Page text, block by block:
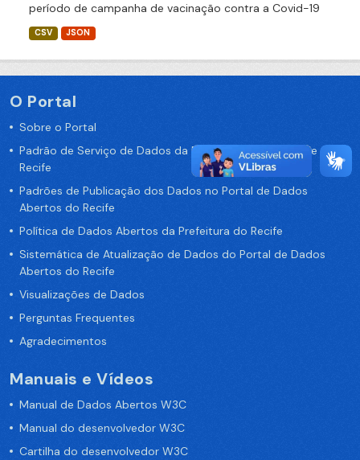
período de campanha de vacinação contra a Covid-19
CSV JSON
O Portal
Sobre o Portal
Padrão de Serviço de Dados da Prefeitura da Cidade de
Recife
Padrões de Publicação dos Dados no Portal de Dados
Abertos do Recife
Política de Dados Abertos da Prefeitura do Recife
Sistemática de Atualização de Dados do Portal de Dados
Abertos do Recife
Visualizações de Dados
Perguntas Frequentes
Agradecimentos
Manuais e Vídeos
Manual de Dados Abertos W3C
Manual do desenvolvedor W3C
Cartilha do desenvolvedor W3C